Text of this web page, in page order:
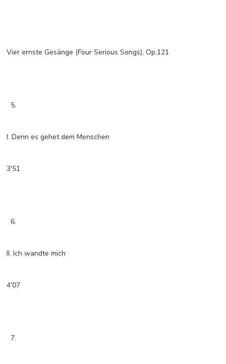
Vier ernste Gesänge (Four Serious Songs), Op.121
5.
I. Denn es gehet dem Menschen
3'51
6.
II. Ich wandte mich
4'07
7.